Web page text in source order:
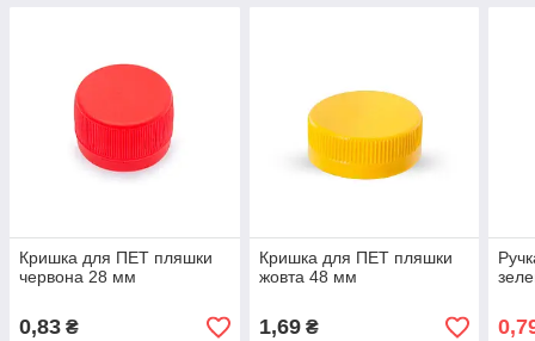
Кришка для ПЕТ пляшки
червона 28 мм
0,83 ₴
Кришка для ПЕТ пляшки
жовта 48 мм
1,69₴